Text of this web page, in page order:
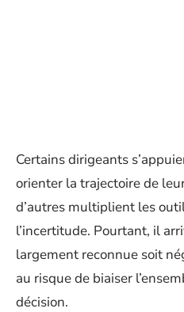
Certains dirigeants
orienter la trajectoire de
d’autres multiplient les
l’incertitude. Pourtant, il
largement reconnue soit
au risque de biaiser
décision.